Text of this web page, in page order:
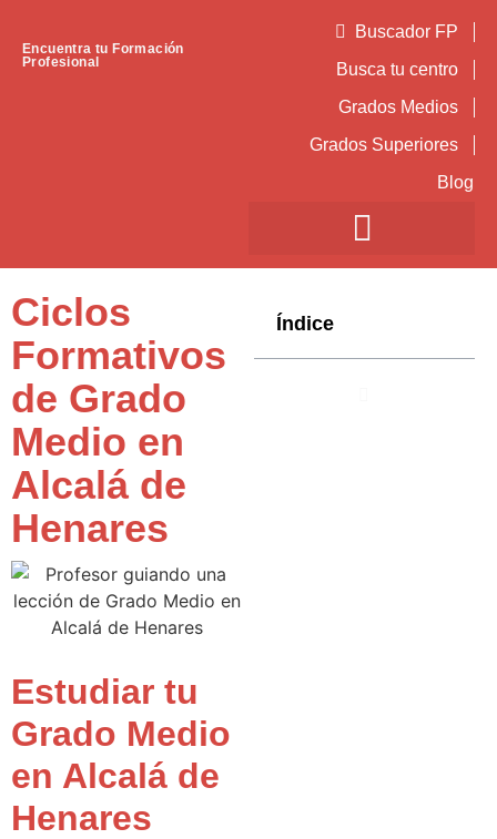
Encuentra tu Formación
Profesional
Buscador FP
Busca tu centro
Grados Medios
Grados Superiores
Blog
Ciclos
Formativos
de Grado
Medio en
Alcalá de
Henares
Estudiar tu
Grado Medio
en Alcalá de
Henares
Índice